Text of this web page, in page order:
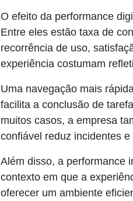
O efeito da performance
Entre eles estão taxa de
recorrência de uso,
experiência costumam
Uma navegação mais
facilita a conclusão de
muitos casos, a empresa
confiável reduz incidentes
Além disso, a performance
contexto em que a
oferecer um ambiente